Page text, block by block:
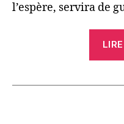
l’espère, servira de